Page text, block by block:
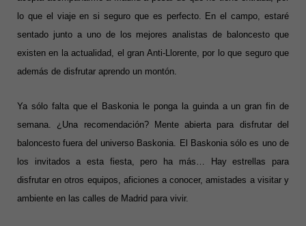
lo que el viaje en si seguro que es perfecto. En el campo, estaré
sentado junto a uno de los mejores analistas de baloncesto que
existen en la actualidad, el gran Anti-Llorente, por lo que seguro que
además de disfrutar aprendo un montón.
Ya sólo falta que el Baskonia le ponga la guinda a un gran fin de
semana. ¿Una recomendación? Mente abierta para disfrutar del
baloncesto fuera del universo Baskonia. El Baskonia sólo es uno de
los invitados a esta fiesta, pero ha más… Hay estrellas para
disfrutar en otros equipos, aficiones a conocer, amistades a visitar y
ambiente en las calles de Madrid para vivir.